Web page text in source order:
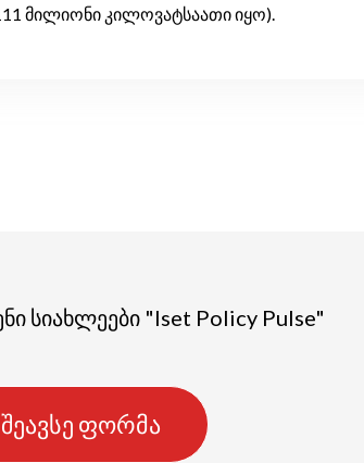
მილიონი კილოვატსაათი იყო).
სიახლეები "Iset Policy Pulse"
შეავსე ფორმა